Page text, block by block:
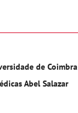
de Coimbra
Abel Salazar